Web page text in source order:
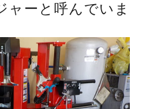
ャーと呼んでいま